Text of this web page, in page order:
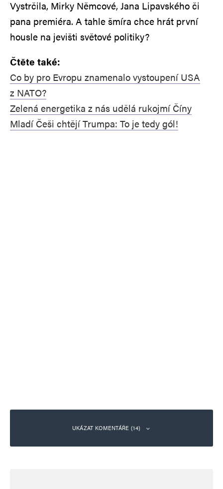
Vystrčila, Mirky Němcové, Jana Lipavského či
pana premiéra. A tahle šmíra chce hrát první
housle na jevišti světové politiky?
Čtěte také:
Co by pro Evropu znamenalo vystoupení USA
z NATO?
Zelená energetika z nás udělá rukojmí Číny
Mladí Češi chtějí Trumpa: To je tedy gól!
UKÁZAT KOMENTÁŘE (14)